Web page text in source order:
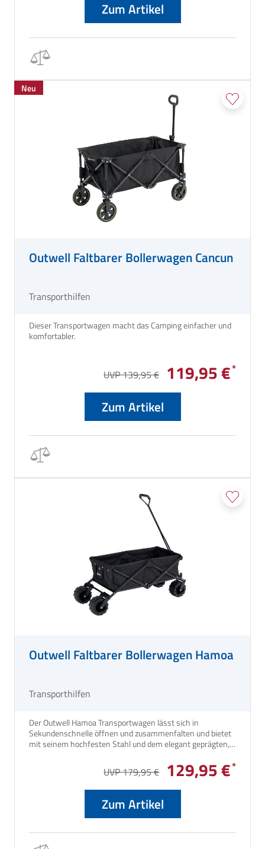
Zum Artikel
Neu
Outwell Faltbarer Bollerwagen Cancun
Transporthilfen
Dieser Transportwagen macht das Camping einfacher und
UVP 139,95 € 119,95 €
Zum Artikel
Outwell Faltbarer Bollerwagen Hamoa
Transporthilfen
Der Outwell Hamoa Transportwagen lässt sich in
Sekundenschnelle öffnen und zusammenfalten und bietet
mit seinem hochfesten Stahl und dem elegant geprägten,
für den Transport Deiner Ausrüstung, egal ob Du in den
Park, an den Strand oder auf den Campingplatz fährst.
UVP 179,95 € 129,95 €
Zum Artikel